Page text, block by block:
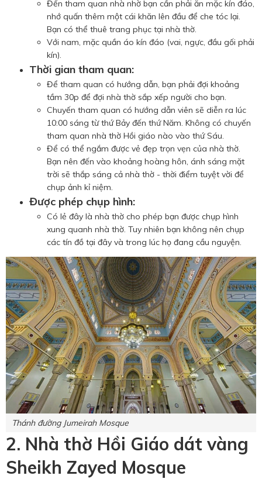
Đến tham quan nhà nhờ bạn cần phải ăn mặc kín đáo,
nhớ quấn thêm một cái khăn lên đầu để che tóc lại.
Bạn có thể thuê trang phục tại nhà thờ.
Với nam, mặc quần áo kín đáo (vai, ngực, đầu gối phải
kín).
Thời gian tham quan:
Để tham quan có hướng dẫn, bạn phải đợi khoảng
tầm 30p để đợi nhà thờ sắp xếp người cho bạn.
Chuyến tham quan có hướng dẫn viên sẽ diễn ra lúc
10:00 sáng từ thứ Bảy đến thứ Năm. Không có chuyến
tham quan nhà thờ Hồi giáo nào vào thứ Sáu.
Để có thể ngắm được vẻ đẹp trọn vẹn của nhà thờ.
Bạn nên đến vào khoảng hoàng hôn, ánh sáng mặt
trời sẽ thắp sáng cả nhà thờ - thời điểm tuyệt vời để
chụp ảnh kỉ niệm.
Được phép chụp hình:
Có lẻ đây là nhà thờ cho phép bạn được chụp hình
xung quanh nhà thờ. Tuy nhiên bạn không nên chụp
các tín đồ tại đây và trong lúc họ đang cầu nguyện.
Thánh đường Jumeirah Mosque
2. Nhà thờ Hồi Giáo dát vàng
Sheikh Zayed Mosque